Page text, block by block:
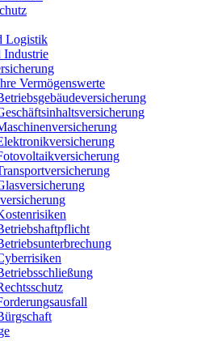
Logistik
Industrie
Vermögenswerte